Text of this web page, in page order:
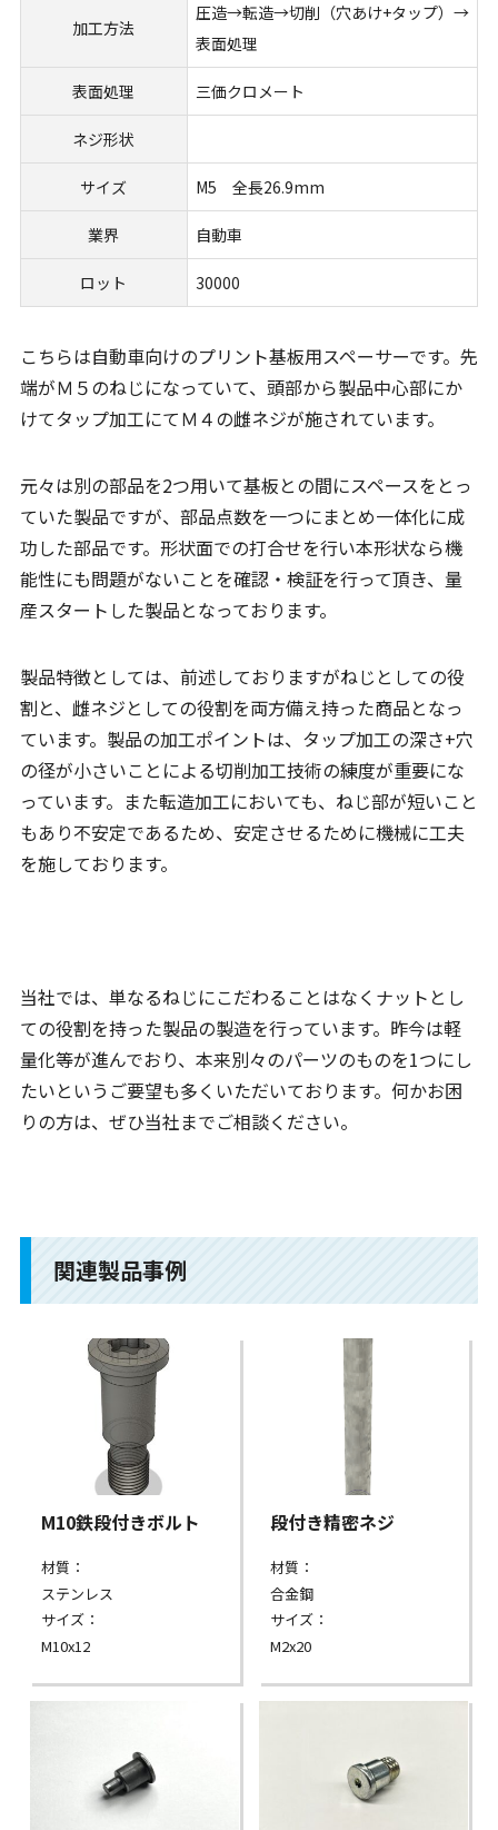
加工方法
圧造→転造→切削（穴あけ+タップ）→
表面処理
表面処理 三価クロメート
ネジ形状
サイズ M5 全長26.9mm
業界 自動車
ロット 30000
こちらは自動車向けのプリント基板用スペーサーです。先
端がＭ５のねじになっていて、頭部から製品中心部にか
けてタップ加工にてＭ４の雌ネジが施されています。
元々は別の部品を2つ用いて基板との間にスペースをとっ
ていた製品ですが、部品点数を一つにまとめ一体化に成
功した部品です。形状面での打合せを行い本形状なら機
能性にも問題がないことを確認・検証を行って頂き、量
産スタートした製品となっております。
製品特徴としては、前述しておりますがねじとしての役
割と、雌ネジとしての役割を両方備え持った商品となっ
ています。製品の加工ポイントは、タップ加工の深さ+穴
の径が小さいことによる切削加工技術の練度が重要にな
っています。また転造加工においても、ねじ部が短いこと
もあり不安定であるため、安定させるために機械に工夫
を施しております。
当社では、単なるねじにこだわることはなくナットとし
ての役割を持った製品の製造を行っています。昨今は軽
量化等が進んでおり、本来別々のパーツのものを1つにし
たいというご要望も多くいただいております。何かお困
りの方は、ぜひ当社までご相談ください。
関連製品事例
M10鉄段付きボルト
材質：
ステンレス
サイズ：
M10x12
段付き精密ネジ
材質：
合金鋼
サイズ：
M2x20